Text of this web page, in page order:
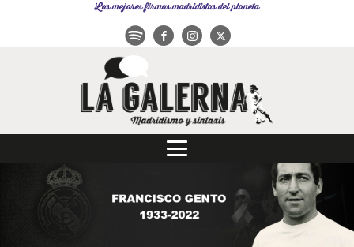
Las mejores firmas madridistas del planeta